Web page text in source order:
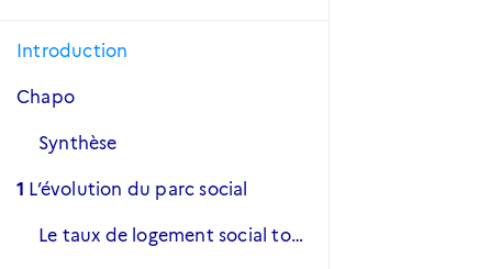
Introduction
Chapo
Synthèse
1 L’évolution du parc social
Le taux de logement social toujours le plus bas de métropole, mais une progression un peu plus soutenue qu’au niveau national